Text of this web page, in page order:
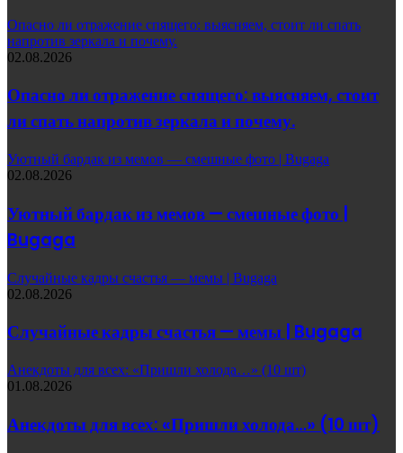
Опасно ли отражение спящего: выясняем, стоит ли спать
напротив зеркала и почему.
02.08.2026
Опасно ли отражение спящего: выясняем, стоит
ли спать напротив зеркала и почему.
Уютный бардак из мемов — смешные фото | Bugaga
02.08.2026
Уютный бардак из мемов — смешные фото |
Bugaga
Случайные кадры счастья — мемы | Bugaga
02.08.2026
Случайные кадры счастья — мемы | Bugaga
Анекдоты для всех: «Пришли холода…» (10 шт)
01.08.2026
Анекдоты для всех: «Пришли холода…» (10 шт)